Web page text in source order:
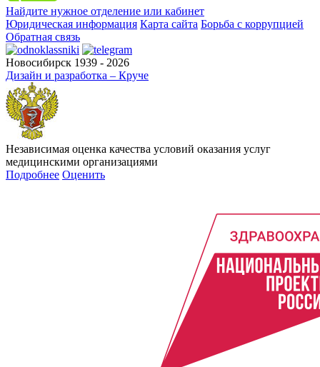
Найдите нужное отделение или кабинет
Юридическая информация Карта сайта Борьба с коррупцией
Обратная связь
Новосибирск 1939 - 2026
Дизайн и разработка – Круче
Независимая оценка качества условий оказания услуг
медицинскими организациями
Подробнее Оценить